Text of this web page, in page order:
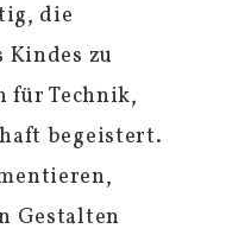
die
zu
für Technik,
begeistert.
Gestalten